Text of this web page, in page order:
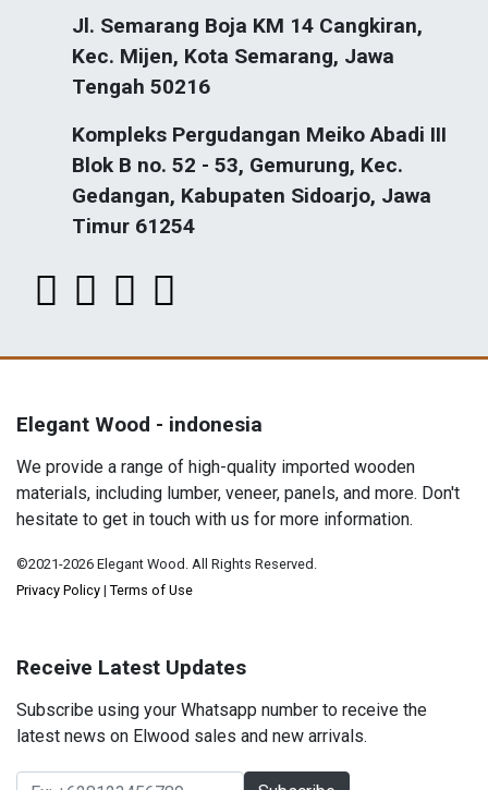
Jl. Semarang Boja KM 14 Cangkiran,
Kec. Mijen, Kota Semarang, Jawa
Tengah 50216
Kompleks Pergudangan Meiko Abadi III
Blok B no. 52 - 53, Gemurung, Kec.
Gedangan, Kabupaten Sidoarjo, Jawa
Timur 61254
Elegant Wood - indonesia
We provide a range of high-quality imported wooden
materials, including lumber, veneer, panels, and more. Don't
hesitate to get in touch with us for more information.
©2021-2026 Elegant Wood. All Rights Reserved.
Privacy Policy | Terms of Use
Receive Latest Updates
Subscribe using your Whatsapp number to receive the
latest news on Elwood sales and new arrivals.